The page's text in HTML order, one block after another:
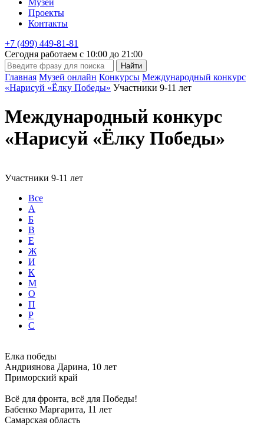
Музей
Проекты
Контакты
+7 (499) 449-81-81
Сегодня работаем с 10:00 до 21:00
Главная Музей онлайн Конкурсы Международный конкурс
«Нарисуй «Ёлку Победы» Участники 9-11 лет
Международный конкурс
«Нарисуй «Ёлку Победы»
Участники 9-11 лет
Все
А
Б
В
Е
Ж
И
К
М
О
П
Р
С
Елка победы
Андриянова Дарина, 10 лет
Приморский край
Всё для фронта, всё для Победы!
Бабенко Маргарита, 11 лет
Самарская область